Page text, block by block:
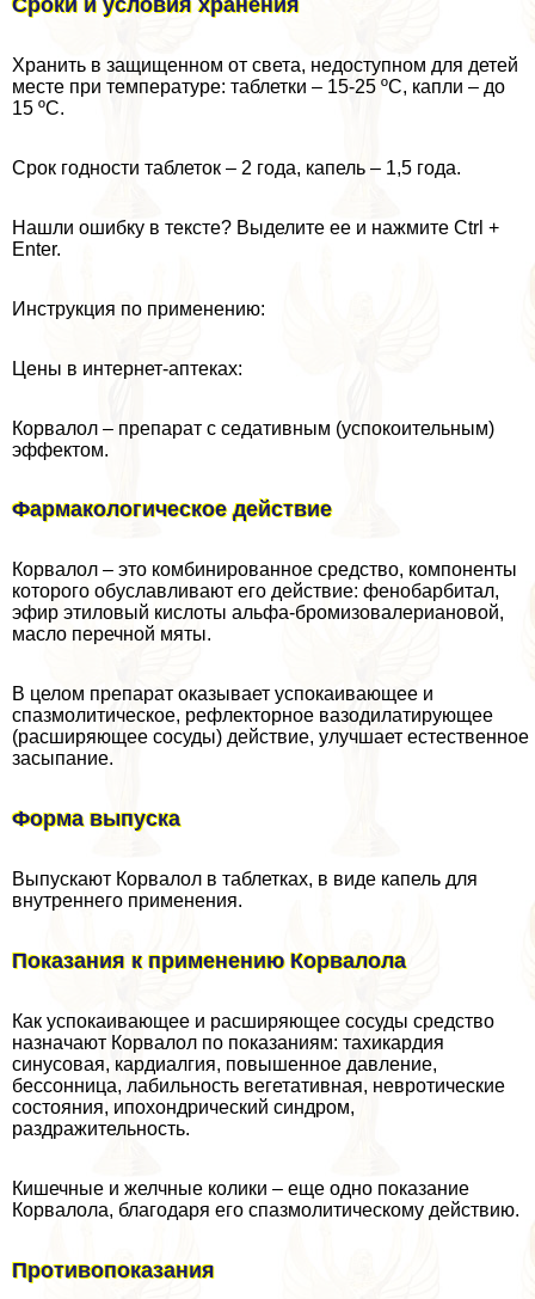
Хранить в защищенном от света, недоступном для детей
месте при температуре: таблетки – 15-25 ºС, капли – до
15 ºС.
Срок годности таблеток – 2 года, капель – 1,5 года.
Нашли ошибку в тексте? Выделите ее и нажмите Ctrl +
Enter.
Инструкция по применению:
Цены в интернет-аптеках:
Корвалол – препарат с седативным (успокоительным)
эффектом.
Фармакологическое действие
Корвалол – это комбинированное средство, компоненты
которого обуславливают его действие: фенобарбитал,
эфир этиловый кислоты альфа-бромизовалериановой,
масло перечной мяты.
В целом препарат оказывает успокаивающее и
спазмолитическое, рефлекторное вазодилатирующее
(расширяющее сосуды) действие, улучшает естественное
засыпание.
Форма выпуска
Выпускают Корвалол в таблетках, в виде капель для
внутреннего применения.
Показания к применению Корвалола
Как успокаивающее и расширяющее сосуды средство
назначают Корвалол по показаниям: тахикардия
синусовая, кардиалгия, повышенное давление,
бессонница, лабильность вегетативная, невротические
состояния, ипохондрический синдром,
раздражительность.
Кишечные и желчные колики – еще одно показание
Корвалола, благодаря его спазмолитическому действию.
Противопоказания